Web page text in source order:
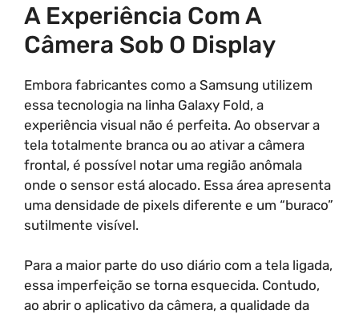
A Experiência Com A
Câmera Sob O Display
Embora fabricantes como a Samsung utilizem
essa tecnologia na linha Galaxy Fold, a
experiência visual não é perfeita. Ao observar a
tela totalmente branca ou ao ativar a câmera
frontal, é possível notar uma região anômala
onde o sensor está alocado. Essa área apresenta
uma densidade de pixels diferente e um “buraco”
sutilmente visível.
Para a maior parte do uso diário com a tela ligada,
essa imperfeição se torna esquecida. Contudo,
ao abrir o aplicativo da câmera, a qualidade da